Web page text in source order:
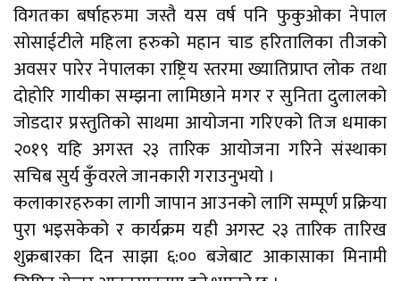
विगतका बर्षाहरुमा जस्तै यस वर्ष पनि फुकुओका नेपाल
सोसाईटीले महिला हरुको महान चाड हरितालिका तीजको
अवसर पारेर नेपालका राष्ट्रिय स्तरमा ख्यातिप्राप्त लोक तथा
दोहोरि गायीका सम्झना लामिछाने मगर र सुनिता दुलालको
जोडदार प्रस्तुतिको साथमा आयोजना गरिएको तिज धमाका
२०१९ यहि अगस्त २३ तारिक आयोजना गरिने संस्थाका
सचिब सुर्य कुँवरले जानकारी गराउनुभयो ।
कलाकारहरुका लागी जापान आउनको लागि सम्पूर्ण प्रक्रिया
पुरा भइसकेको र कार्यक्रम यही अगस्ट २३ तारिक तारिख
शुक्रबारका दिन साझा ६:०० बजेबाट आकासाका मिनामी